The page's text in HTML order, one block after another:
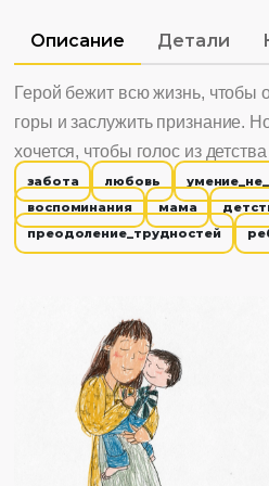
Описание Детали
Герой бежит всю жизнь, чтобы
горы и заслужить признание.
хочется, чтобы голос из
забота любовь
воспоминания
мама
преодоление_трудностей